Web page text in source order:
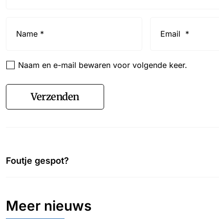
Naam en e-mail bewaren voor volgende keer.
Verzenden
Foutje gespot?
Meer nieuws